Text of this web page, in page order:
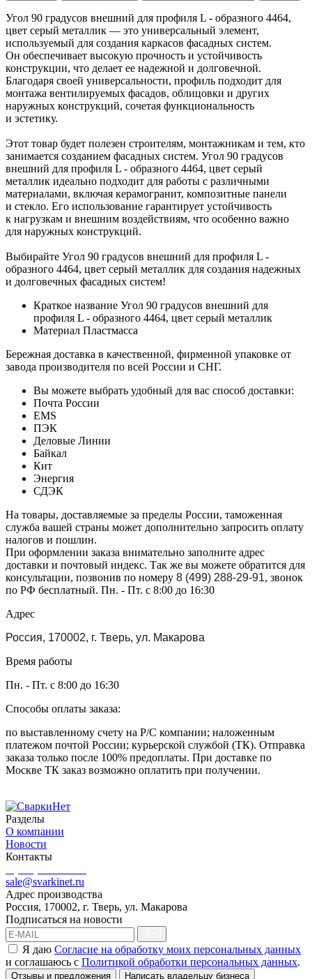
Угол 90 градусов внешний для профиля L - образного 4464,
цвет серый металлик — это универсальный элемент,
используемый для создания каркасов фасадных систем.
Он обеспечивает высокую прочность и устойчивость
конструкции, что делает ее надежной и долговечной.
Благодаря своей универсальности, профиль подходит для
монтажа вентилируемых фасадов, облицовки и других
наружных конструкций, сочетая функциональность
и эстетику.
Этот товар будет полезен строителям, монтажникам и тем, кто
занимается созданием фасадных систем. Угол 90 градусов
внешний для профиля L - образного 4464, цвет серый
металлик идеально подходит для работы с различными
материалами, включая керамогранит, композитные панели
и стекло. Его использование гарантирует устойчивость
к нагрузкам и внешним воздействиям, что особенно важно
для наружных конструкций.
Выбирайте Угол 90 градусов внешний для профиля L -
образного 4464, цвет серый металлик для создания надежных
и долговечных фасадных систем!
Краткое название Угол 90 градусов внешний для
профиля L - образного 4464, цвет серый металлик
Материал Пластмасса
Бережная доставка в качественной, фирменной упаковке от
завода производителя по всей России и СНГ.
Вы можете выбрать удобный для вас способ доставки:
Почта России
EMS
ПЭК
Деловые Линии
Байкал
Кит
Энергия
СДЭК
На товары, доставляемые за пределы России, таможенная
служба вашей страны может дополнительно запросить оплату
налогов и пошлин.
При оформлении заказа внимательно заполните адрес
доставки и почтовый индекс. Так же вы можете обратится для
консультации, позвонив по номеру 8 (499) 288-29-91, звонок
по РФ бесплатный. Пн. - Пт. с 8:00 до 16:30
Адрес
Россия, 170002, г. Тверь, ул. Макарова
Время работы
Пн. - Пт. с 8:00 до 16:30
Способы оплаты заказа:
по выставленному счету на Р/С компании; наложенным
платежом почтой России; курьерской службой (ТК). Отправка
заказа только после 100% предоплаты. При доставке по
Москве ТК заказ возможно оплатить при получении.
Разделы
О компании
Новости
Контакты
sale@svarkinet.ru
Адрес производства
Россия, 170002, г. Тверь, ул. Макарова
Подписаться на новости
Я даю Согласие на обработку моих персональных данных
и соглашаюсь c Политикой обработки персональных данных.
Отзывы и предложения Написать владельцу бизнеса